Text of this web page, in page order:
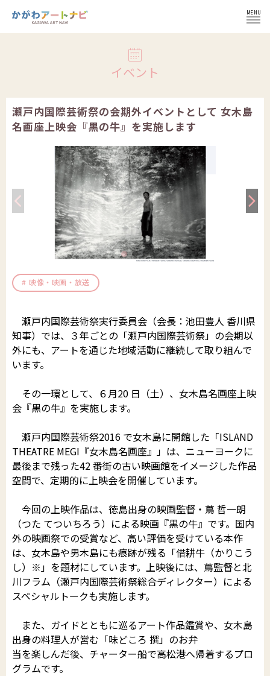
MENU
ログイン
NEWS
インフォメーション
イベント一覧
イベント登録の流れ
会員登録せずにイベント登録
郵送でのイベント登録
施設紹介
文化芸術団体
文化芸術団体
文化芸術団体登録の流れ
香川漆芸作家＆知事表彰受賞者・団体
かがわ文化芸術祭
公演・行事一覧
かがわアート塾
参加公演・行事募集
ポスター原画募集
助成制度
文化芸術振興活動費助成金
讃岐の伝統文化保存振興枠
財団について
置県財団について
沿革・定款
事業概要
役員紹介
役員報酬
お知らせ＆募集情報
SNS運用ポリシー
かがわ文化芸術祭
beyond2020
さぬき映画祭
お問い合わせ
イベント
瀬戸内国際芸術祭の会期外イベントとして 女木島
名画座上映会『黒の牛』を実施します
映像・映画・放送
瀬戸内国際芸術祭実行委員会（会長：池田豊人 香川県
知事）では、３年ごとの「瀬戸内国際芸術祭」の会期以
外にも、アートを通じた地域活動に継続して取り組んで
います。
その一環として、６月20 日（土）、女木島名画座上映
会『黒の牛』を実施します。
瀬戸内国際芸術祭2016 で女木島に開館した「ISLAND
THEATRE MEGI『女木島名画座』」は、ニューヨークに
最後まで残った42 番街の古い映画館をイメージした作品
空間で、定期的に上映会を開催しています。
今回の上映作品は、徳島出身の映画監督・蔦 哲一朗
（つた てついちろう）による映画『黒の牛』です。国内
外の映画祭での受賞など、高い評価を受けている本作
は、女木島や男木島にも痕跡が残る「借耕牛（かりこう
し）※」を題材にしています。上映後には、蔦監督と北
川フラム（瀬戸内国際芸術祭総合ディレクター）による
スペシャルトークも実施します。
また、ガイドとともに巡るアート作品鑑賞や、女木島
出身の料理人が営む「味どころ 撰」のお弁
当を楽しんだ後、チャーター船で高松港へ帰着するプロ
グラムです。